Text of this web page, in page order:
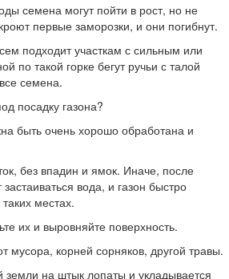
семена могут пойти в рост, но не
первые заморозки, и они погибнут.
подходит участкам с сильным или
по такой горке бегут ручьи с талой
семена.
посадку газона?
быть очень хорошо обработана и
без впадин и ямок. Иначе, после
вода, и газон быстро
местах.
их и выровняйте поверхность.
мусора, корней сорняков, другой травы.
на штык лопаты и укладывается